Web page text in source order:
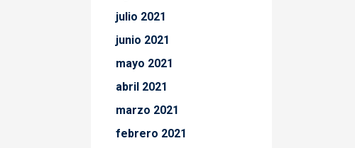
julio 2021
junio 2021
mayo 2021
abril 2021
marzo 2021
febrero 2021